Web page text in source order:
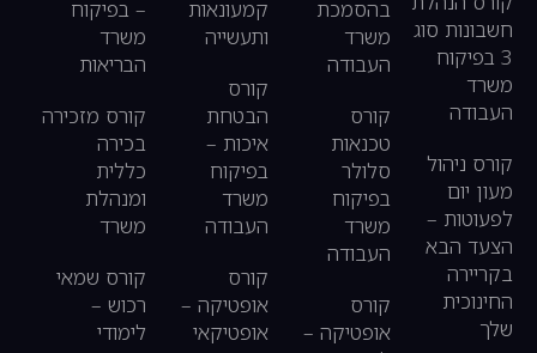
חשבונות סוג
3 בפיקוח
משרד
העבודה
קורס ניהול
מעון יום
לפעוטות –
הצעד הבא
בקריירה
החינוכית
שלך
בהסמכת
משרד
העבודה
קורס
טכנאות
סלולר
בפיקוח
משרד
העבודה
קורס
אופטיקה –
קמעונאות
ותעשייה
קורס
הבטחת
איכות –
בפיקוח
משרד
העבודה
קורס
אופטיקה –
אופטיקאי
– בפיקוח
משרד
הבריאות
קורס מזכירה
בכירה
כללית
ומנהלת
משרד
קורס שמאי
רכוש –
לימודי